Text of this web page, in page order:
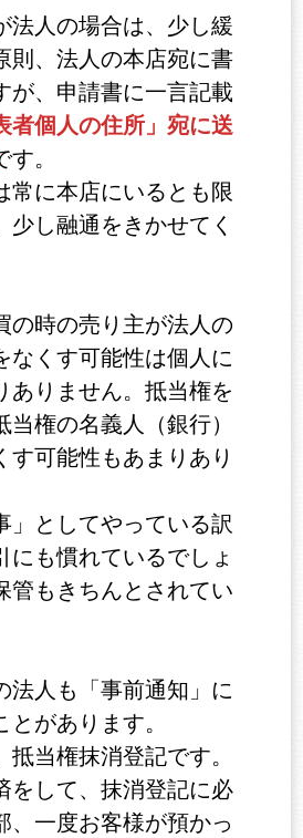
法人の場合は、少し緩
則、法人の本店宛に書
が、申請書に一言記載
者個人の住所」宛に送
す。
常に本店にいるとも限
少し融通をきかせてく
の時の売り主が法人の
なくす可能性は個人に
ありません。抵当権を
権の名義人（銀行）
す可能性もあまりあり
」としてやっている訳
にも慣れているでしょ
管もきちんとされてい
法人も「事前通知」に
があります。
当権抹消登記です。
をして、抹消登記に必
、一度お客様が預かっ